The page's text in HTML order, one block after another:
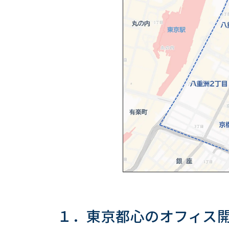
（３） 街をパワーアップする再開発が進行
（４）活発化する大規模開発
（１）オフィス空室率の推移
６．八重洲・日本橋・京橋エリアのこれ
（１）卓越した交通アクセスの優越性
（２）2030年代に飛躍する期待
１．東京都心のオフィス